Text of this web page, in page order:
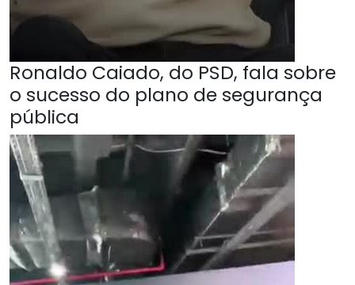
Ronaldo Caiado, do PSD, fala sobre
o sucesso do plano de segurança
pública